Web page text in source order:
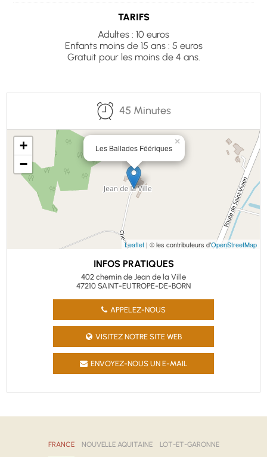
TARIFS
Adultes : 10 euros
Enfants moins de 15 ans : 5 euros
Gratuit pour les moins de 4 ans.
45 Minutes
Les Ballades Féériques
×
+
−
Leaflet| © les contributeurs d'OpenStreetMap
INFOS PRATIQUES
402 chemin de Jean de la Ville
47210 SAINT-EUTROPE-DE-BORN
APPELEZ-NOUS
VISITEZ NOTRE SITE WEB
ENVOYEZ-NOUS UN E-MAIL
FRANCE NOUVELLE AQUITAINE LOT-ET-GARONNE